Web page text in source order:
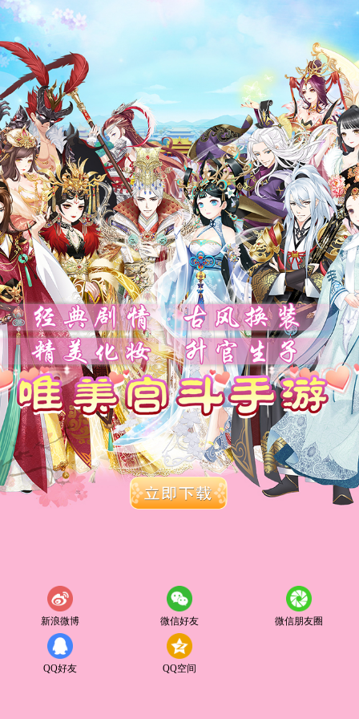
新浪微博 微信好友 微信朋友圈
QQ好友 QQ空间